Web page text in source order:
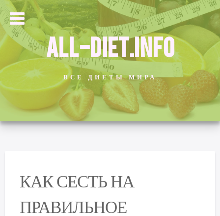
ALL-DIET.INFO
ВСЕ ДИЕТЫ МИРА
КАК СЕСТЬ НА
ПРАВИЛЬНОЕ